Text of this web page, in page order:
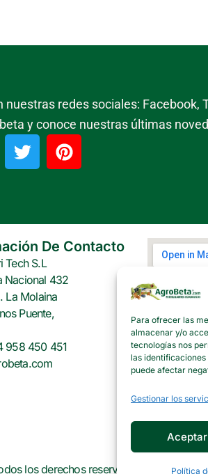
Para ofrecer las
almacenar y/o
tecnologías nos
las
puede afectar
Gestionar los
Aceptar
Política
redes sociales: Facebook,
y conoce nuestras últimas
T
w
e
r
P
i
r
e
t
De Contacto
Tech S.L
Nacional 432
La Molaina
Puente,
958 450 451
los derechos reservados.